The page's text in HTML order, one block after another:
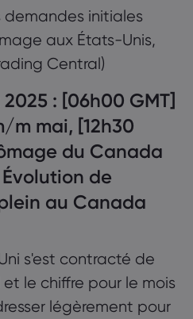
demandes initiales
aux États-Unis,
Central)
: [06h00 GMT]
m mai, [12h30
du Canada
Évolution de
au Canada
s'est contracté de
le chiffre pour le mois
légèrement pour